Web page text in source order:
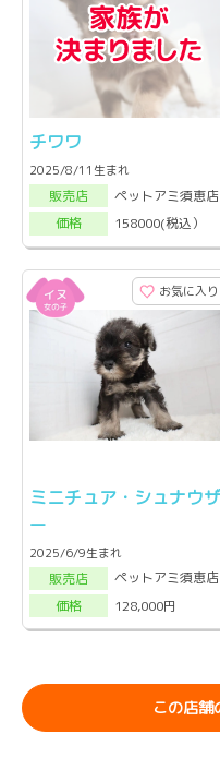
チワワ
2025/8/11生まれ
販売店
ペットアミ須恵店
価格
158000(税込）
お気に入り
ミニチュア・シュナウザ
ー
2025/6/9生まれ
販売店
ペットアミ須恵店
価格
128,000円
この店舗